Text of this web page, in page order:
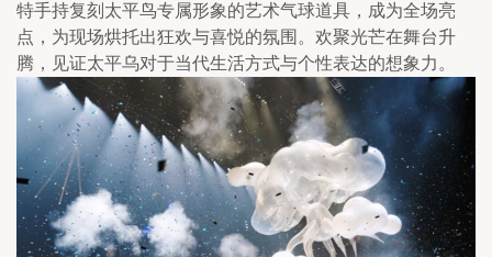
特手持复刻太平鸟专属形象的艺术气球道具，成为全场亮
点，为现场烘托出狂欢与喜悦的氛围。欢聚光芒在舞台升
腾，见证太平乌对于当代生活方式与个性表达的想象力。